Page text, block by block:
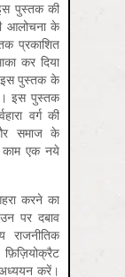
पुस्तक की
आलोचना के
प्रकाशित
कर दिया
इस पुस्तक के
इस पुस्तक
वर्ग की
और समाज के
काम एक नये
करने का
पर दबाव
राजनीतिक
करें।